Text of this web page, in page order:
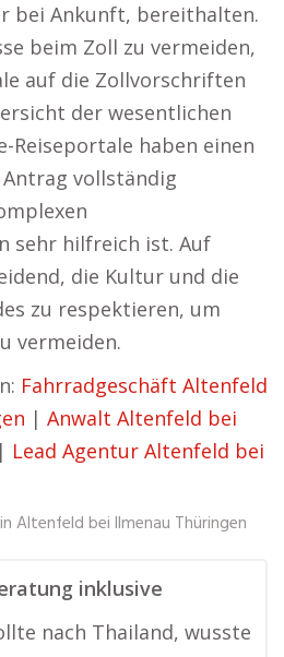
bei Ankunft, bereithalten.
beim Zoll zu vermeiden,
auf die Zollvorschriften
der wesentlichen
Reiseportale haben einen
vollständig
sehr hilfreich ist. Auf
die Kultur und die
zu respektieren, um
vermeiden.
Fahrradgeschäft Altenfeld
| Anwalt Altenfeld bei
| Lead Agentur Altenfeld bei
Altenfeld bei Ilmenau Thüringen
inklusive
nach Thailand, wusste